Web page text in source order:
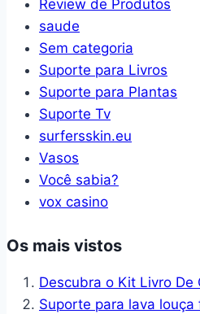
Review de Produtos
saude
Sem categoria
Suporte para Livros
Suporte para Plantas
Suporte Tv
surfersskin.eu
Vasos
Você sabia?
vox casino
Os mais vistos
Descubra o Kit Livro De
Suporte para lava